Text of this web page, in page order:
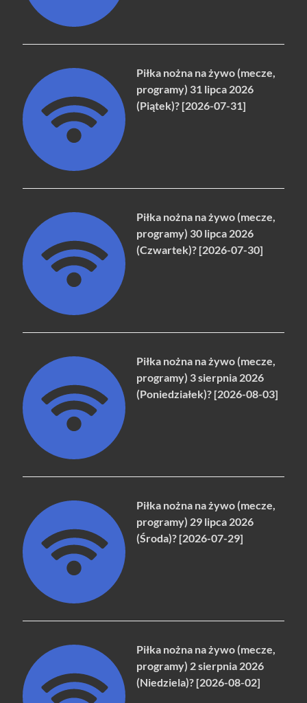
Piłka nożna na żywo (mecze,
programy) 31 lipca 2026
(Piątek)? [2026-07-31]
Piłka nożna na żywo (mecze,
programy) 30 lipca 2026
(Czwartek)? [2026-07-30]
Piłka nożna na żywo (mecze,
programy) 3 sierpnia 2026
(Poniedziałek)? [2026-08-03]
Piłka nożna na żywo (mecze,
programy) 29 lipca 2026
(Środa)? [2026-07-29]
Piłka nożna na żywo (mecze,
programy) 2 sierpnia 2026
(Niedziela)? [2026-08-02]